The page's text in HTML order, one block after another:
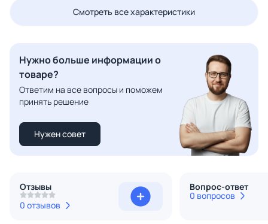
Смотреть все характеристики
Нужно больше информации о
товаре?
Ответим на все вопросы и поможем
принять решение
Нужен совет
Отзывы
0 отзывов
Вопрос-ответ
0 вопросов